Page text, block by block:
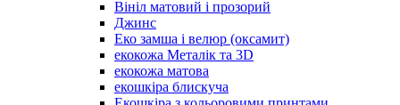
Вініл матовий і прозорий
Джинс
Еко замша і велюр (оксамит)
екокожа Металік та 3D
екокожа матова
екошкіра блискуча